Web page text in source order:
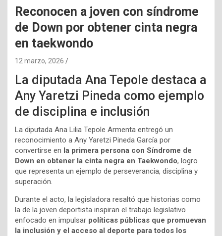
Reconocen a joven con síndrome
de Down por obtener cinta negra
en taekwondo
12 marzo, 2026
La diputada Ana Tepole destaca a
Any Yaretzi Pineda como ejemplo
de disciplina e inclusión
La diputada Ana Lilia Tepole Armenta entregó un
reconocimiento a Any Yaretzi Pineda García por
convertirse en la primera persona con Síndrome de
Down en obtener la cinta negra en Taekwondo, logro
que representa un ejemplo de perseverancia, disciplina y
superación.
Durante el acto, la legisladora resaltó que historias como
la de la joven deportista inspiran el trabajo legislativo
enfocado en impulsar políticas públicas que promuevan
la inclusión y el acceso al deporte para todos los